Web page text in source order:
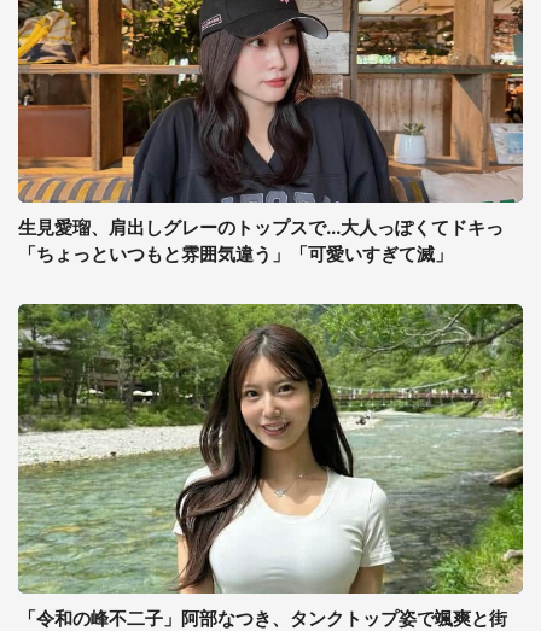
生見愛瑠、肩出しグレーのトップスで...大人っぽくてドキっ
「ちょっといつもと雰囲気違う」「可愛いすぎて滅」
「令和の峰不二子」阿部なつき、タンクトップ姿で颯爽と街